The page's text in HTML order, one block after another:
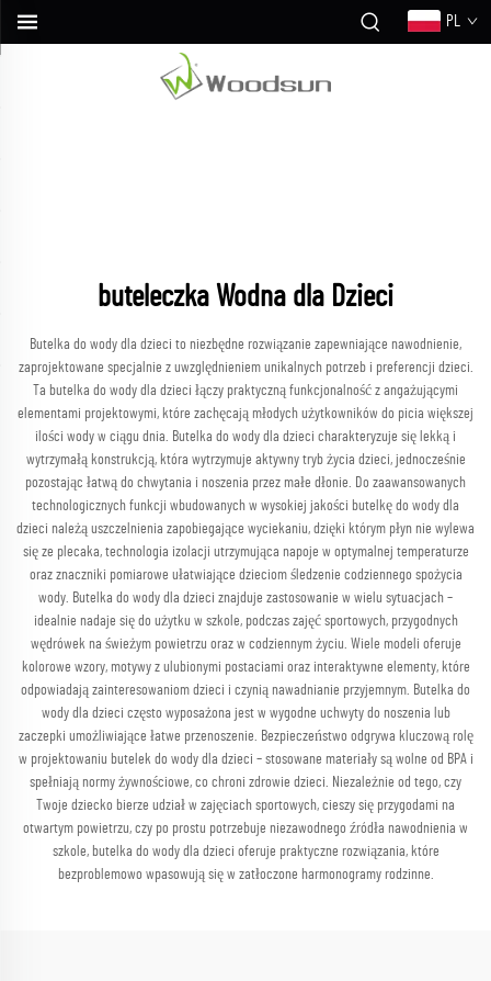
PL
buteleczka Wodna dla Dzieci
Butelka do wody dla dzieci to niezbędne rozwiązanie zapewniające nawodnienie,
zaprojektowane specjalnie z uwzględnieniem unikalnych potrzeb i preferencji dzieci.
Ta butelka do wody dla dzieci łączy praktyczną funkcjonalność z angażującymi
elementami projektowymi, które zachęcają młodych użytkowników do picia większej
ilości wody w ciągu dnia. Butelka do wody dla dzieci charakteryzuje się lekką i
wytrzymałą konstrukcją, która wytrzymuje aktywny tryb życia dzieci, jednocześnie
pozostając łatwą do chwytania i noszenia przez małe dłonie. Do zaawansowanych
technologicznych funkcji wbudowanych w wysokiej jakości butelkę do wody dla
dzieci należą uszczelnienia zapobiegające wyciekaniu, dzięki którym płyn nie wylewa
się ze plecaka, technologia izolacji utrzymująca napoje w optymalnej temperaturze
oraz znaczniki pomiarowe ułatwiające dzieciom śledzenie codziennego spożycia
wody. Butelka do wody dla dzieci znajduje zastosowanie w wielu sytuacjach –
idealnie nadaje się do użytku w szkole, podczas zajęć sportowych, przygodnych
wędrówek na świeżym powietrzu oraz w codziennym życiu. Wiele modeli oferuje
kolorowe wzory, motywy z ulubionymi postaciami oraz interaktywne elementy, które
odpowiadają zainteresowaniom dzieci i czynią nawadnianie przyjemnym. Butelka do
wody dla dzieci często wyposażona jest w wygodne uchwyty do noszenia lub
zaczepki umożliwiające łatwe przenoszenie. Bezpieczeństwo odgrywa kluczową rolę
w projektowaniu butelek do wody dla dzieci – stosowane materiały są wolne od BPA i
spełniają normy żywnościowe, co chroni zdrowie dzieci. Niezależnie od tego, czy
Twoje dziecko bierze udział w zajęciach sportowych, cieszy się przygodami na
otwartym powietrzu, czy po prostu potrzebuje niezawodnego źródła nawodnienia w
szkole, butelka do wody dla dzieci oferuje praktyczne rozwiązania, które
bezproblemowo wpasowują się w zatłoczone harmonogramy rodzinne.